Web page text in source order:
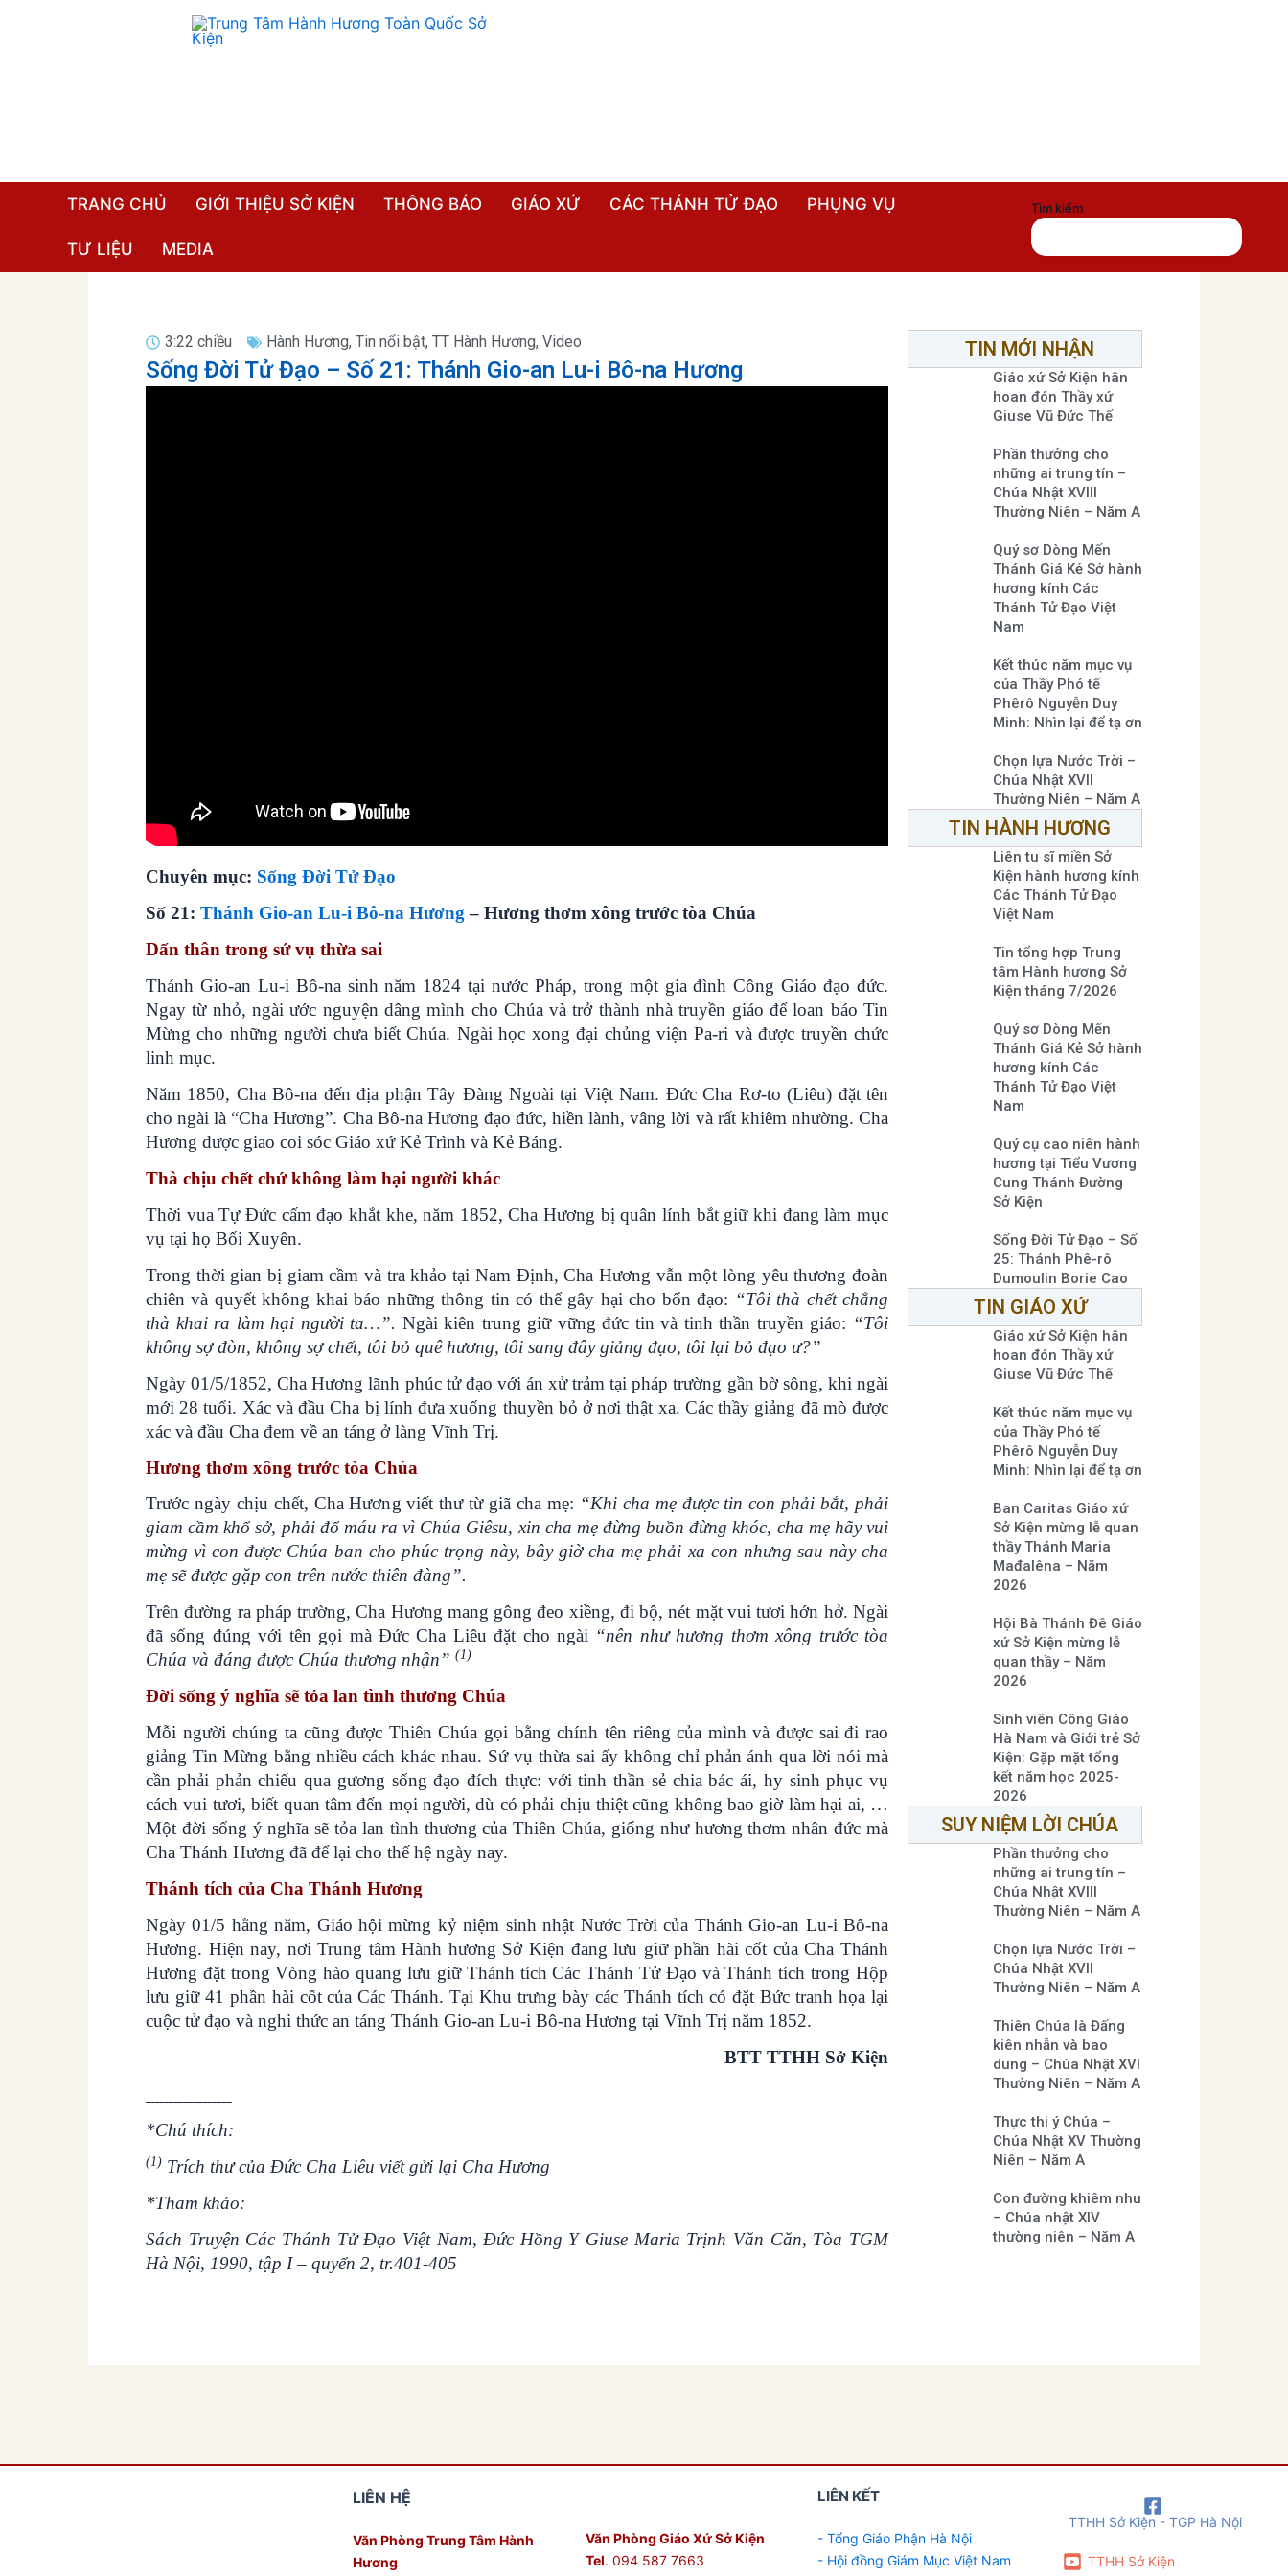
TRANG CHỦ GIỚI THIỆU SỞ KIỆN THÔNG BÁO GIÁO XỨ CÁC THÁNH TỬ ĐẠO PHỤNG VỤ
TƯ LIỆU MEDIA
Tìm kiếm
3:22 chiều Hành Hương, Tin nổi bật, TT Hành Hương, Video
Sống Đời Tử Đạo – Số 21: Thánh Gio-an Lu-i Bô-na Hương
Chuyên mục: Sống Đời Tử Đạo
Số 21: Thánh Gio-an Lu-i Bô-na Hương – Hương thơm xông trước tòa Chúa
Dấn thân trong sứ vụ thừa sai
Thánh Gio-an Lu-i Bô-na sinh năm 1824 tại nước Pháp, trong một gia đình Công Giáo đạo đức.
Ngay từ nhỏ, ngài ước nguyện dâng mình cho Chúa và trở thành nhà truyền giáo để loan báo Tin
Mừng cho những người chưa biết Chúa. Ngài học xong đại chủng viện Pa-ri và được truyền chức
linh mục.
Năm 1850, Cha Bô-na đến địa phận Tây Đàng Ngoài tại Việt Nam. Đức Cha Rơ-to (Liêu) đặt tên
cho ngài là “Cha Hương”. Cha Bô-na Hương đạo đức, hiền lành, vâng lời và rất khiêm nhường. Cha
Hương được giao coi sóc Giáo xứ Kẻ Trình và Kẻ Báng.
Thà chịu chết chứ không làm hại người khác
Thời vua Tự Đức cấm đạo khắt khe, năm 1852, Cha Hương bị quân lính bắt giữ khi đang làm mục
vụ tại họ Bối Xuyên.
Trong thời gian bị giam cầm và tra khảo tại Nam Định, Cha Hương vẫn một lòng yêu thương đoàn
chiên và quyết không khai báo những thông tin có thể gây hại cho bổn đạo: “Tôi thà chết chẳng
thà khai ra làm hại người ta…”. Ngài kiên trung giữ vững đức tin và tinh thần truyền giáo: “Tôi
không sợ đòn, không sợ chết, tôi bỏ quê hương, tôi sang đây giảng đạo, tôi lại bỏ đạo ư?”
Ngày 01/5/1852, Cha Hương lãnh phúc tử đạo với án xử trảm tại pháp trường gần bờ sông, khi ngài
mới 28 tuổi. Xác và đầu Cha bị lính đưa xuống thuyền bỏ ở nơi thật xa. Các thầy giảng đã mò được
xác và đầu Cha đem về an táng ở làng Vĩnh Trị.
Hương thơm xông trước tòa Chúa
Trước ngày chịu chết, Cha Hương viết thư từ giã cha mẹ: “Khi cha mẹ được tin con phải bắt, phải
giam cầm khổ sở, phải đổ máu ra vì Chúa Giêsu, xin cha mẹ đừng buồn đừng khóc, cha mẹ hãy vui
mừng vì con được Chúa ban cho phúc trọng này, bây giờ cha mẹ phải xa con nhưng sau này cha
mẹ sẽ được gặp con trên nước thiên đàng”.
Trên đường ra pháp trường, Cha Hương mang gông đeo xiềng, đi bộ, nét mặt vui tươi hớn hở. Ngài
đã sống đúng với tên gọi mà Đức Cha Liêu đặt cho ngài “nên như hương thơm xông trước tòa
Chúa và đáng được Chúa thương nhận” (1)
Đời sống ý nghĩa sẽ tỏa lan tình thương Chúa
Mỗi người chúng ta cũng được Thiên Chúa gọi bằng chính tên riêng của mình và được sai đi rao
giảng Tin Mừng bằng nhiều cách khác nhau. Sứ vụ thừa sai ấy không chỉ phản ánh qua lời nói mà
cần phải phản chiếu qua gương sống đạo đích thực: với tinh thần sẻ chia bác ái, hy sinh phục vụ
cách vui tươi, biết quan tâm đến mọi người, dù có phải chịu thiệt cũng không bao giờ làm hại ai, …
Một đời sống ý nghĩa sẽ tỏa lan tình thương của Thiên Chúa, giống như hương thơm nhân đức mà
Cha Thánh Hương đã để lại cho thế hệ ngày nay.
Thánh tích của Cha Thánh Hương
Ngày 01/5 hằng năm, Giáo hội mừng kỷ niệm sinh nhật Nước Trời của Thánh Gio-an Lu-i Bô-na
Hương. Hiện nay, nơi Trung tâm Hành hương Sở Kiện đang lưu giữ phần hài cốt của Cha Thánh
Hương đặt trong Vòng hào quang lưu giữ Thánh tích Các Thánh Tử Đạo và Thánh tích trong Hộp
lưu giữ 41 phần hài cốt của Các Thánh. Tại Khu trưng bày các Thánh tích có đặt Bức tranh họa lại
cuộc tử đạo và nghi thức an táng Thánh Gio-an Lu-i Bô-na Hương tại Vĩnh Trị năm 1852.
BTT TTHH Sở Kiện
*Chú thích:
(1) Trích thư của Đức Cha Liêu viết gửi lại Cha Hương
*Tham khảo:
Sách Truyện Các Thánh Tử Đạo Việt Nam, Đức Hồng Y Giuse Maria Trịnh Văn Căn, Tòa TGM
Hà Nội, 1990, tập I – quyển 2, tr.401-405
TIN MỚI NHẬN
Giáo xứ Sở Kiện hân
hoan đón Thầy xứ
Giuse Vũ Đức Thế
Phần thưởng cho
những ai trung tín –
Chúa Nhật XVIII
Thường Niên – Năm A
Quý sơ Dòng Mến
Thánh Giá Kẻ Sở hành
hương kính Các
Thánh Tử Đạo Việt
Nam
Kết thúc năm mục vụ
của Thầy Phó tế
Phêrô Nguyễn Duy
Minh: Nhìn lại để tạ ơn
Chọn lựa Nước Trời –
Chúa Nhật XVII
Thường Niên – Năm A
TIN HÀNH HƯƠNG
Liên tu sĩ miền Sở
Kiện hành hương kính
Các Thánh Tử Đạo
Việt Nam
Tin tổng hợp Trung
tâm Hành hương Sở
Kiện tháng 7/2026
Quý sơ Dòng Mến
Thánh Giá Kẻ Sở hành
hương kính Các
Thánh Tử Đạo Việt
Nam
Quý cụ cao niên hành
hương tại Tiểu Vương
Cung Thánh Đường
Sở Kiện
Sống Đời Tử Đạo – Số
25: Thánh Phê-rô
Dumoulin Borie Cao
TIN GIÁO XỨ
Giáo xứ Sở Kiện hân
hoan đón Thầy xứ
Giuse Vũ Đức Thế
Kết thúc năm mục vụ
của Thầy Phó tế
Phêrô Nguyễn Duy
Minh: Nhìn lại để tạ ơn
Ban Caritas Giáo xứ
Sở Kiện mừng lễ quan
thầy Thánh Maria
Mađalêna – Năm
2026
Hội Bà Thánh Đê Giáo
xứ Sở Kiện mừng lễ
quan thầy – Năm
2026
Sinh viên Công Giáo
Hà Nam và Giới trẻ Sở
Kiện: Gặp mặt tổng
kết năm học 2025-
2026
SUY NIỆM LỜI CHÚA
Phần thưởng cho
những ai trung tín –
Chúa Nhật XVIII
Thường Niên – Năm A
Chọn lựa Nước Trời –
Chúa Nhật XVII
Thường Niên – Năm A
Thiên Chúa là Đấng
kiên nhẫn và bao
dung – Chúa Nhật XVI
Thường Niên – Năm A
Thực thi ý Chúa –
Chúa Nhật XV Thường
Niên – Năm A
Con đường khiêm nhu
– Chúa nhật XIV
thường niên – Năm A
LIÊN HỆ
Văn Phòng Trung Tâm Hành
Hương
Văn Phòng Giáo Xứ Sở Kiện
Tel. 094 587 7663
LIÊN KẾT
- Tổng Giáo Phận Hà Nội
- Hội đồng Giám Mục Việt Nam
TTHH Sở Kiện - TGP Hà Nội
TTHH Sở Kiện